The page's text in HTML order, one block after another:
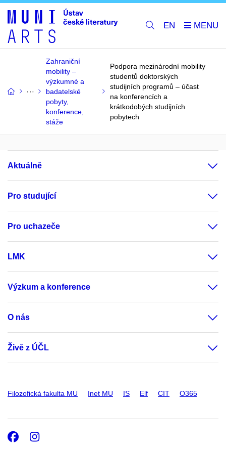
EN
Zahraniční
mobility –
výzkumné a
badatelské
pobyty,
konference,
stáže
Podpora mezinárodní mobility
studentů doktorských
studijních programů – účast
na konferencích a
krátkodobých studijních
pobytech
Aktuálně
Pro studující
Pro uchazeče
LMK
Výzkum a konference
O nás
Živě z ÚČL
Filozofická fakulta MU Inet MU IS Elf CIT O365
Facebook
Instagram